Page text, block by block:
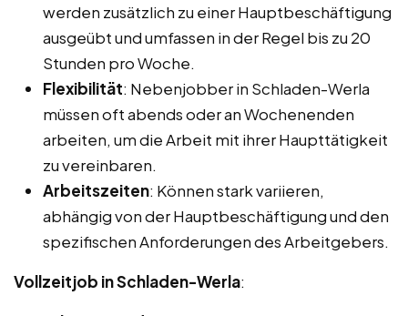
werden zusätzlich zu einer Hauptbeschäftigung
ausgeübt und umfassen in der Regel bis zu 20
Stunden pro Woche.
Flexibilität: Nebenjobber in Schladen-Werla
müssen oft abends oder an Wochenenden
arbeiten, um die Arbeit mit ihrer Haupttätigkeit
zu vereinbaren.
Arbeitszeiten: Können stark variieren,
abhängig von der Hauptbeschäftigung und den
spezifischen Anforderungen des Arbeitgebers.
Vollzeitjob in Schladen-Werla: